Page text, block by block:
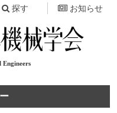
Engineers
探す お知らせ